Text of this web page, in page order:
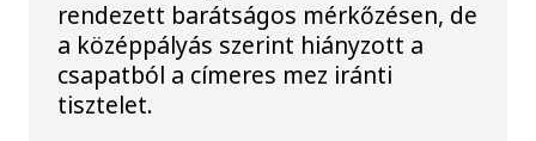
rendezett barátságos mérkőzésen, de
a középpályás szerint hiányzott a
csapatból a címeres mez iránti
tisztelet.